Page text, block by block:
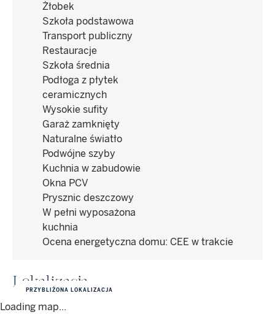
Żłobek
Szkoła podstawowa
Transport publiczny
Restauracje
Szkoła średnia
Podłoga z płytek
ceramicznych
Wysokie sufity
Garaż zamknięty
Naturalne światło
Podwójne szyby
Kuchnia w zabudowie
Okna PCV
Prysznic deszczowy
W pełni wyposażona
kuchnia
Ocena energetyczna domu: CEE w trakcie
Lokalizacja
Loading map...
PRZYBLIŻONA LOKALIZACJA